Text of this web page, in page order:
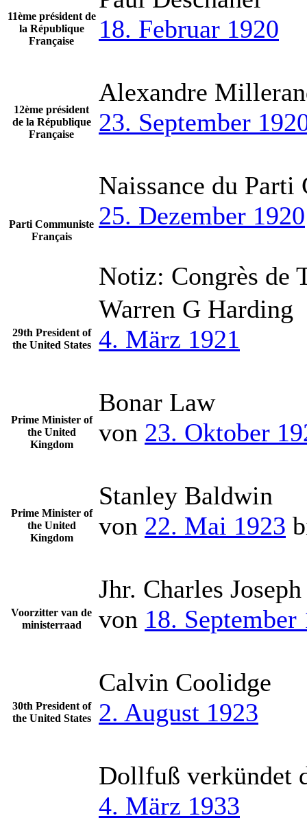
11ème président de
la République
Française
18. Februar 1920
12ème président
de la République
Française
Alexandre
23. September
Parti Communiste
Français
Naissance du Parti
25. Dezember 1920
Notiz: Congrès de
29th President of
the United States
Warren G Harding
4. März 1921
Prime Minister of
the United
Kingdom
Bonar Law
von 23. Oktober
Prime Minister of
the United
Kingdom
Stanley Baldwin
von 22. Mai 1923
Voorzitter van de
ministerraad
Jhr. Charles
von 18. September
30th President of
the United States
Calvin Coolidge
2. August 1923
Dollfuß verkündet
4. März 1933